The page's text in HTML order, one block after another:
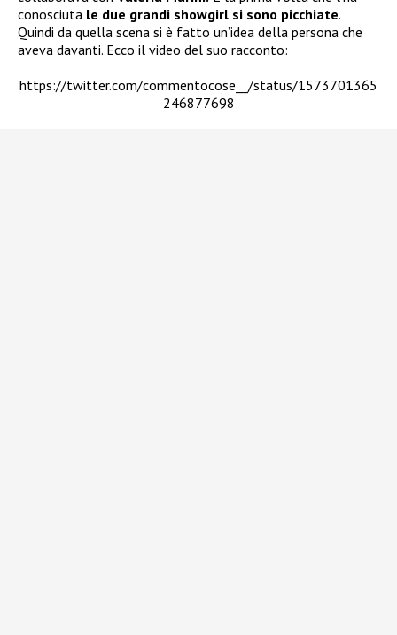
conosciuta le due grandi showgirl si sono picchiate.
Quindi da quella scena si è fatto un’idea della persona che
aveva davanti. Ecco il video del suo racconto:
https://twitter.com/commentocose__/status/1573701365
246877698